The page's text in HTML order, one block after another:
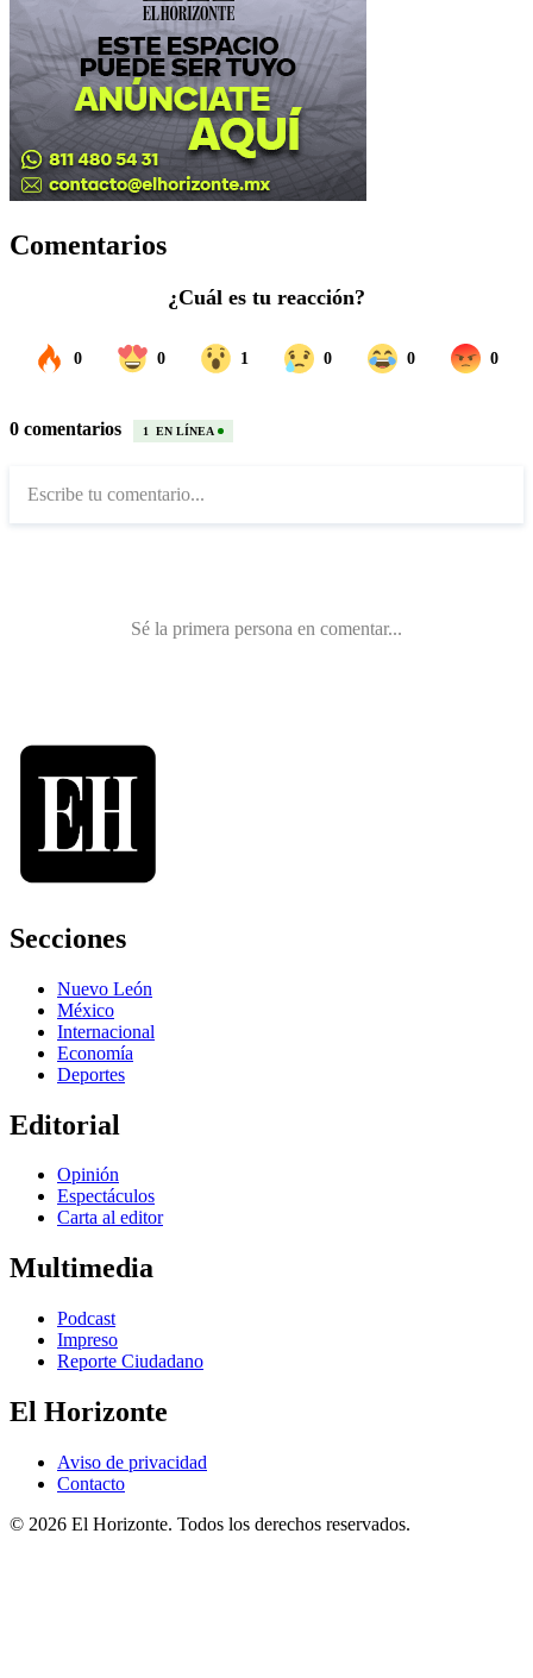
Comentarios
Secciones
Nuevo León
México
Internacional
Economía
Deportes
Editorial
Opinión
Espectáculos
Carta al editor
Multimedia
Podcast
Impreso
Reporte Ciudadano
El Horizonte
Aviso de privacidad
Contacto
© 2026 El Horizonte. Todos los derechos reservados.